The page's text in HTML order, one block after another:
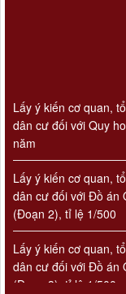
Lấy ý kiến cơ quan,
dân cư đối với Quy
năm
Lấy ý kiến cơ quan,
dân cư đối với Đồ án
(Đoạn 2), tỉ lệ 1/500
Lấy ý kiến cơ quan,
dân cư đối với Đồ án
(Đoạn 3), tỉ lệ 1/500